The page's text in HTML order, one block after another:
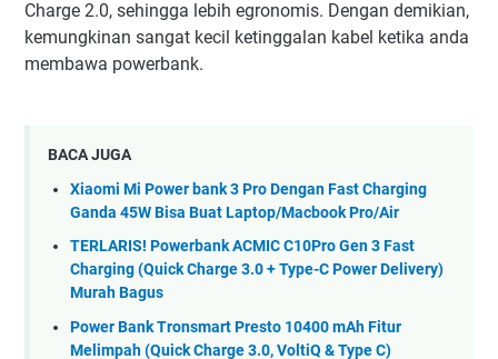
Charge 2.0, sehingga lebih egronomis. Dengan demikian,
kemungkinan sangat kecil ketinggalan kabel ketika anda
membawa powerbank.
BACA JUGA
Xiaomi Mi Power bank 3 Pro Dengan Fast Charging
Ganda 45W Bisa Buat Laptop/Macbook Pro/Air
TERLARIS! Powerbank ACMIC C10Pro Gen 3 Fast
Charging (Quick Charge 3.0 + Type-C Power Delivery)
Murah Bagus
Power Bank Tronsmart Presto 10400 mAh Fitur
Melimpah (Quick Charge 3.0, VoltiQ & Type C)